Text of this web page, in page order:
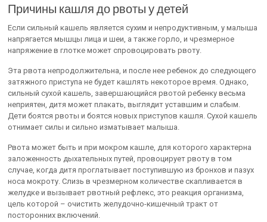
Причины кашля до рвоты у детей
Если сильный кашель является сухим и непродуктивным, у малыша
напрягается мышцы лица и шеи, а также горло, и чрезмерное
напряжение в глотке может спровоцировать рвоту.
Эта рвота непродолжительна, и после нее ребенок до следующего
затяжного приступа не будет кашлять некоторое время. Однако,
сильный сухой кашель, завершающийся рвотой ребенку весьма
неприятен, дитя может плакать, выглядит уставшим и слабым.
Дети боятся рвоты и боятся новых приступов кашля. Сухой кашель
отнимает силы и сильно изматывает малыша.
Рвота может быть и при мокром кашле, для которого характерна
заложенность дыхательных путей, провоцирует рвоту в том
случае, когда дитя проглатывает поступившую из бронхов и пазух
носа мокроту. Слизь в чрезмерном количестве скапливается в
желудке и вызывает рвотный рефлекс, это реакция организма,
цель которой – очистить желудочно-кишечный тракт от
посторонних включений.